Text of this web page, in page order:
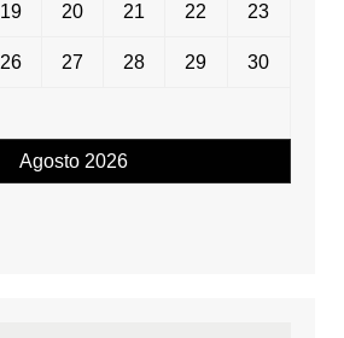
Agosto 2026
19 20 21 22 23
26 27 28 29 30